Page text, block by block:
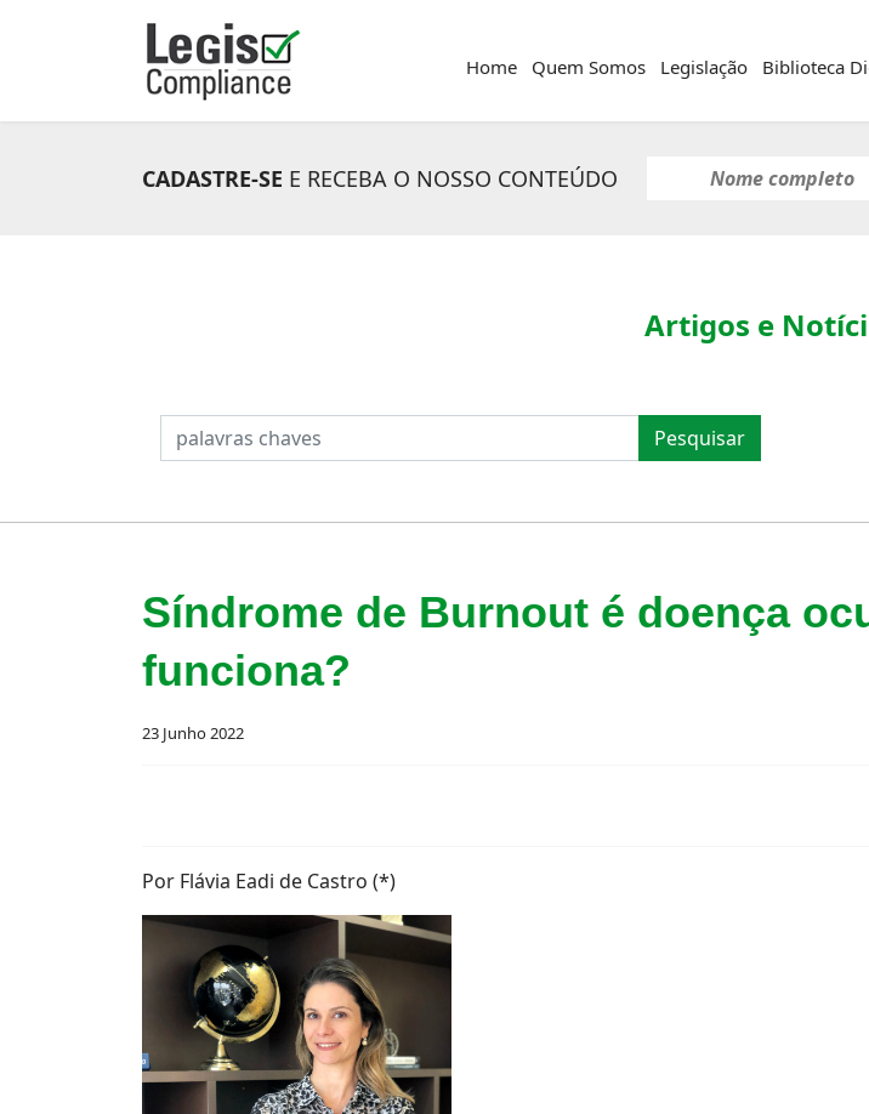
Home Quem Somos Legislação Biblioteca
CADASTRE-SE E RECEBA O NOSSO CONTEÚDO
PESQUISAR Pesquisar
Artigos e
Síndrome de Burnout é doença
funciona?
23 Junho 2022
Por Flávia Eadi de Castro (*)